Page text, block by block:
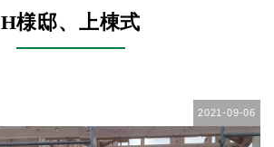
H様邸、上棟式
2021-09-06